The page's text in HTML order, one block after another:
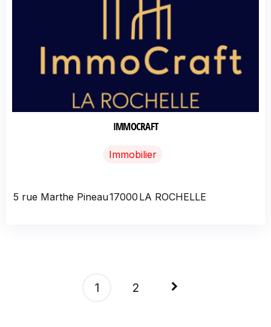
IMMOCRAFT
Immobilier
5 rue Marthe Pineau17000 LA ROCHELLE
Pagination1 2